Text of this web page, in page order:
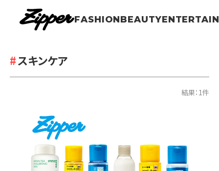
FASHIONBEAUTY
スキンケア
結果：1件